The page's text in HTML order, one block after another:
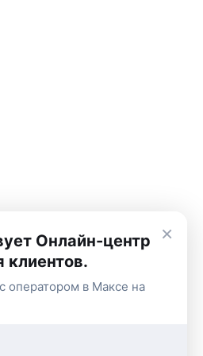
×
Онлайн-центр
клиентов.
оператором в Максе на